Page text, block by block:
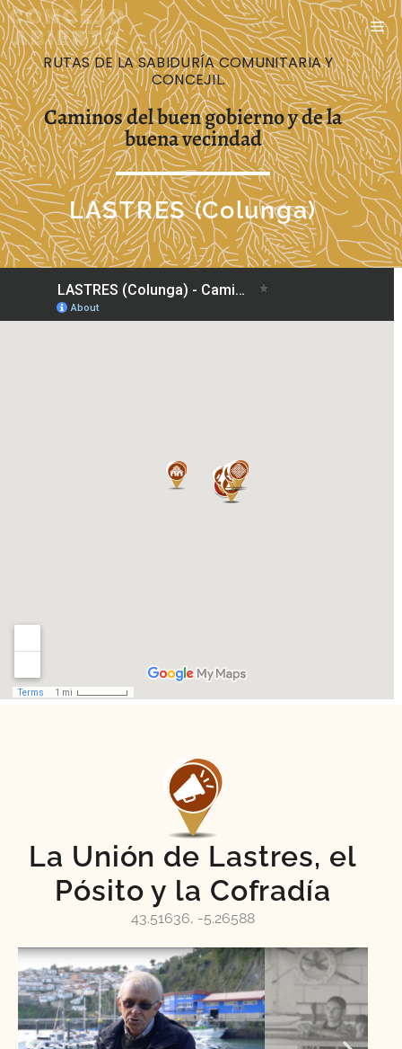
RUTAS DE LA SABIDURÍA COMUNITARIA Y
CONCEJIL.
Caminos del buen gobierno y de la
buena vecindad
LASTRES (Colunga)
La Unión de Lastres, el
Pósito y la Cofradía
43.51636, -5.26588